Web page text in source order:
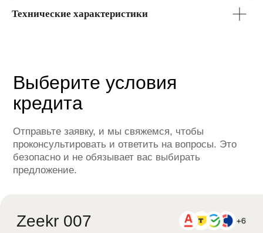
Технические характеристики
Отправьте заявку, и мы свяжемся, чтобы
проконсультировать и ответить на вопросы. Это
безопасно и не обязывает вас выбирать
предложение.
Выберите условия
кредита
Оформить заявку
Отправляя заявку вы соглашаетесь с
политикой обработки персональных данных
программы кредитования, первоначального